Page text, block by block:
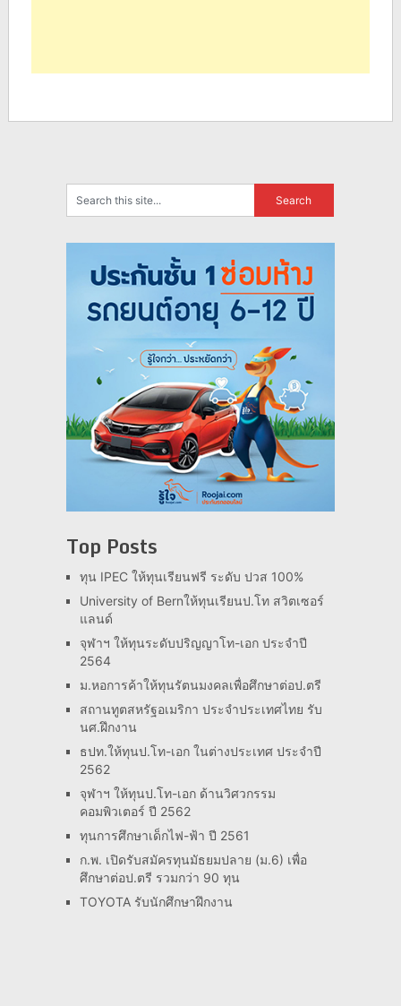
Top Posts
ทุน IPEC ให้ทุนเรียนฟรี ระดับ ปวส 100%
University of Bernให้ทุนเรียนป.โท สวิตเซอร์
แลนด์
จุฬาฯ ให้ทุนระดับปริญญาโท-เอก ประจำปี
2564
ม.หอการค้าให้ทุนรัตนมงคลเพื่อศึกษาต่อป.ตรี
สถานทูตสหรัฐอเมริกา ประจำประเทศไทย รับ
นศ.ฝึกงาน
ธปท.ให้ทุนป.โท-เอก ในต่างประเทศ ประจำปี
2562
จุฬาฯ ให้ทุนป.โท-เอก ด้านวิศวกรรม
คอมพิวเตอร์ ปี 2562
ทุนการศึกษาเด็กไฟ-ฟ้า ปี 2561
ก.พ. เปิดรับสมัครทุนมัธยมปลาย (ม.6) เพื่อ
ศึกษาต่อป.ตรี รวมกว่า 90 ทุน
TOYOTA รับนักศึกษาฝึกงาน